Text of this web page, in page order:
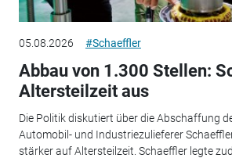
05.08.2026 #Schaeffler
Abbau von 1.300 Stellen:
Altersteilzeit aus
Die Politik diskutiert über die Abschaffung
Automobil- und Industriezulieferer
stärker auf Altersteilzeit. Schaeffler legte